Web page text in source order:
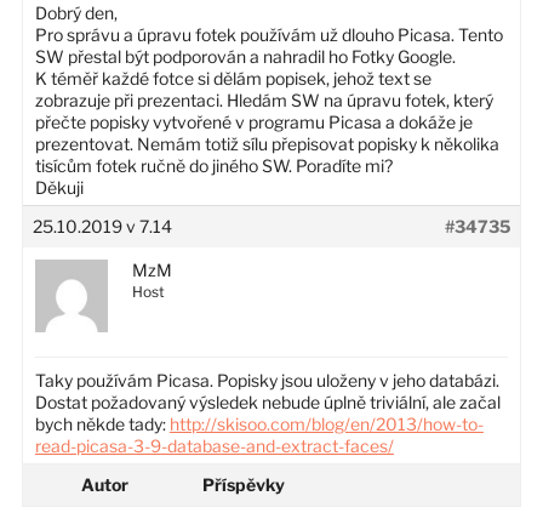
Dobrý den,
Pro správu a úpravu fotek používám už dlouho Picasa. Tento
SW přestal být podporován a nahradil ho Fotky Google.
K téměř každé fotce si dělám popisek, jehož text se
zobrazuje při prezentaci. Hledám SW na úpravu fotek, který
přečte popisky vytvořené v programu Picasa a dokáže je
prezentovat. Nemám totiž sílu přepisovat popisky k několika
tisícům fotek ručně do jiného SW. Poradíte mi?
Děkuji
25.10.2019 v 7.14
#34735
MzM
Host
Taky používám Picasa. Popisky jsou uloženy v jeho databázi.
Dostat požadovaný výsledek nebude úplně triviální, ale začal
bych někde tady: http://skisoo.com/blog/en/2013/how-to-
read-picasa-3-9-database-and-extract-faces/
Autor
Příspěvky